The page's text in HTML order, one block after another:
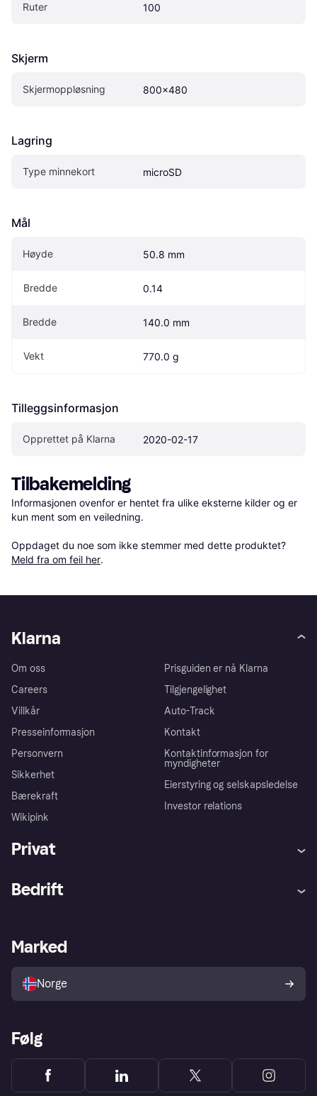
Ruter 100
Skjerm
Skjermoppløsning 800x480
Lagring
Type minnekort microSD
Mål
Høyde 50.8 mm
Bredde 0.14
Bredde 140.0 mm
Vekt 770.0 g
Tilleggsinformasjon
Opprettet på Klarna 2020-02-17
Tilbakemelding
Informasjonen ovenfor er hentet fra ulike eksterne kilder og er
kun ment som en veiledning.
Oppdaget du noe som ikke stemmer med dette produktet?
Meld fra om feil her.
Klarna
Om oss
Careers
Villkår
Presseinformasjon
Personvern
Sikkerhet
Bærekraft
Wikipink
Prisguiden er nå Klarna
Tilgjengelighet
Auto-Track
Kontakt
Kontaktinformasjon for
myndigheter
Eierstyring og selskapsledelse
Investor relations
Privat
Utforsk butikker
Bedrift
Merchant portal
Marked
Norge
Følg